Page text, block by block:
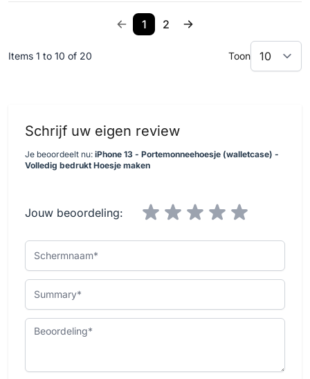
1 2
Items 1 to 10 of 20 Toon
Schrijf uw eigen review
Je beoordeelt nu: iPhone 13 - Portemonneehoesje (walletcase) -
Volledig bedrukt Hoesje maken
Jouw beoordeling:
Schermnaam
Summary
Beoordeling